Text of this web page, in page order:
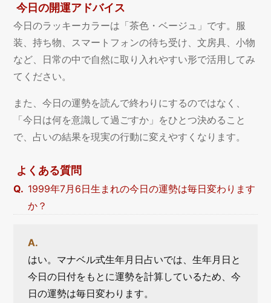
今日の開運アドバイス
今日のラッキーカラーは「茶色・ベージュ」です。服
装、持ち物、スマートフォンの待ち受け、文房具、小物
など、日常の中で自然に取り入れやすい形で活用してみ
てください。
また、今日の運勢を読んで終わりにするのではなく、
「今日は何を意識して過ごすか」をひとつ決めること
で、占いの結果を現実の行動に変えやすくなります。
よくある質問
1999年7月6日生まれの今日の運勢は毎日変わります
か？
はい。マナベル式生年月日占いでは、生年月日と
今日の日付をもとに運勢を計算しているため、今
日の運勢は毎日変わります。